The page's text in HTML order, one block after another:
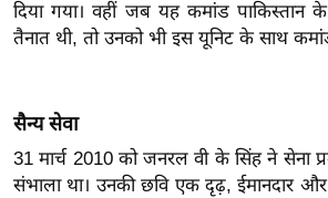
म
पे
प
र
दिया गया। वहीं जब यह कमांड पाकिस्तान
तैनात थी, तो उनको भी इस यूनिट के साथ
सैन्य सेवा
31 मार्च 2010 को जनरल वी के सिंह ने सेना
संभाला था। उनकी छवि एक दृढ़, ईमानदार और